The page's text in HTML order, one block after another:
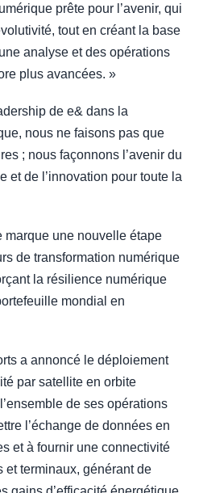
prête pour l’avenir, qui
tout en créant la base
analyse et des opérations
plus avancées. »
de e& dans la
nous ne faisons pas que
; nous façonnons l’avenir du
et de l’innovation pour toute la
marque une nouvelle étape
de transformation numérique
la résilience numérique
mondial en
a annoncé le déploiement
par satellite en orbite
de ses opérations
l’échange de données en
et à fournir une connectivité
et terminaux, générant de